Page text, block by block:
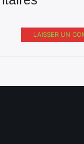
LAISSER UN